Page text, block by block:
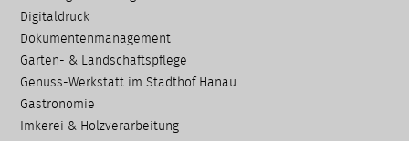
Digitaldruck
Dokumenten­management
Garten- & Landschafts­pflege
Genuss-Werkstatt im Stadthof Hanau
Gastronomie
Imkerei & Holz­verarbeitung